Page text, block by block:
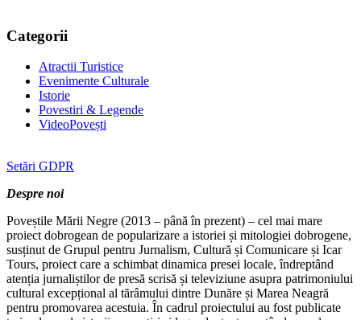
Categorii
Atractii Turistice
Evenimente Culturale
Istorie
Povestiri & Legende
VideoPovești
Setări GDPR
Despre noi
Poveștile Mării Negre (2013 – până în prezent) – cel mai mare
proiect dobrogean de popularizare a istoriei și mitologiei dobrogene,
susținut de Grupul pentru Jurnalism, Cultură și Comunicare și Icar
Tours, proiect care a schimbat dinamica presei locale, îndreptând
atenția jurnaliștilor de presă scrisă și televiziune asupra patrimoniului
cultural excepțional al tărâmului dintre Dunăre și Marea Neagră
pentru promovarea acestuia. În cadrul proiectului au fost publicate